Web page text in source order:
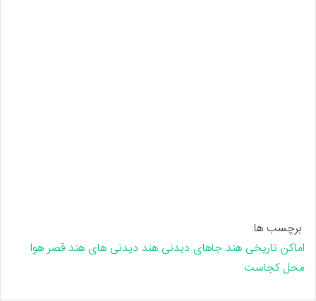
برچسب ها
اماکن تاریخی هند جاهای دیدنی هند دیدنی های هندقصر هوا
محل کجاست